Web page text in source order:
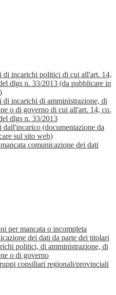
di incarichi politici di cui all'art. 14,
dlgs n. 33/2013 (da pubblicare in
di incarichi di amministrazione, di
o di governo di cui all'art. 14, co.
dlgs n. 33/2013
dall'incarico (documentazione da
sul sito web)
comunicazione dei dati
per mancata o incompleta
dei dati da parte dei titolari
politici, di amministrazione, di
o di governo
consiliari regionali/provinciali